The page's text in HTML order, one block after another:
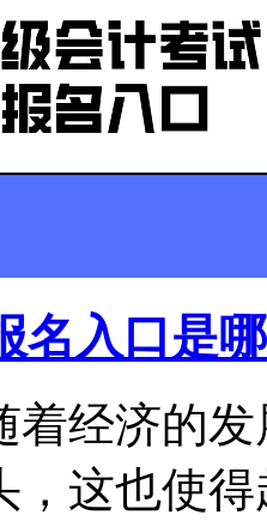
名入口是
着经济的
，这也使